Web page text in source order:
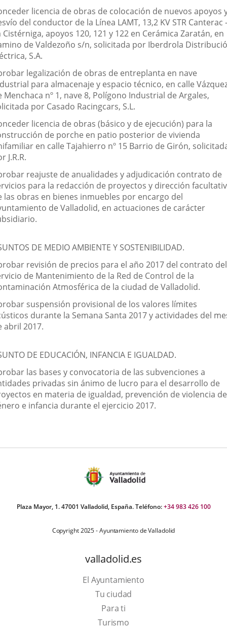
licencia de obras de colocación de nuevos apoyos
del conductor de la Línea LAMT, 13,2 KV STR Canterac
Cistérniga, apoyos 120, 121 y 122 en Cerámica Zaratán, en
de Valdezoño s/n, solicitada por Iberdrola
S.A.
legalización de obras de entreplanta en nave
para almacenaje y espacio técnico, en calle
Menchaca nº 1, nave 8, Polígono Industrial de Argales,
por Casado Racingcars, S.L.
licencia de obras (básico y de ejecución) para la
de porche en patio posterior de vivienda
en calle Tajahierro nº 15 Barrio de Girón,
J.R.R.
reajuste de anualidades y adjudicación contrato de
para la redacción de proyectos y dirección
las obras en bienes inmuebles por encargo del
de Valladolid, en actuaciones de carácter
DE MEDIO AMBIENTE Y SOSTENIBILIDAD.
revisión de precios para el año 2017 del contrato del
de Mantenimiento de la Red de Control de la
Atmosférica de la ciudad de Valladolid.
suspensión provisional de los valores límites
durante la Semana Santa 2017 y actividades del
abril 2017.
DE EDUCACIÓN, INFANCIA E IGUALDAD.
las bases y convocatoria de las subvenciones a
privadas sin ánimo de lucro para el desarrollo de
en materia de igualdad, prevención de violencia de
e infancia durante el ejercicio 2017.
Plaza Mayor, 1. 47001 Valladolid, España. Teléfono:+34 983 426 100
Copyright 2025 - Ayuntamiento de Valladolid
valladolid.es
El Ayuntamiento
Tu ciudad
Para ti
TurismoThis